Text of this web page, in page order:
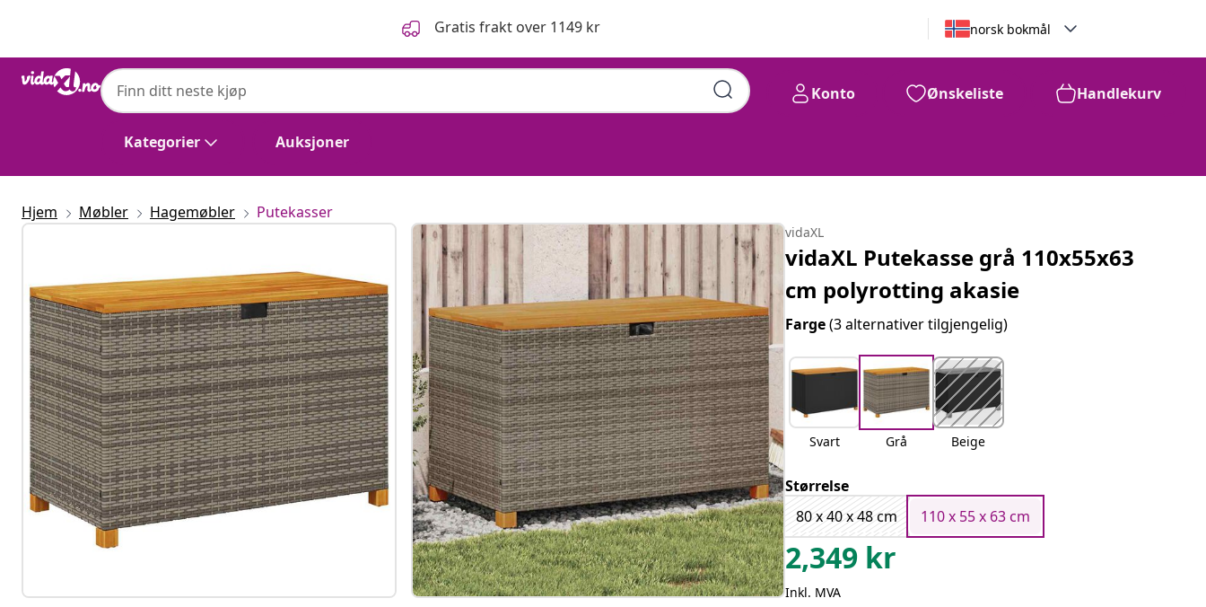
Gratis frakt over 1149 kr norsk bokmål
Kategorier Auksjoner
Konto Ønskeliste Handlekurv
Hjem Møbler Hagemøbler Putekasser
vidaXL
vidaXL Putekasse grå 110x55x63
cm polyrotting akasie
Farge(3 alternativer tilgjengelig)
Svart Grå Beige
Størrelse
80 x 40 x 48 cm
110 x 55 x 63 cm
2,349 kr
Inkl. MVA